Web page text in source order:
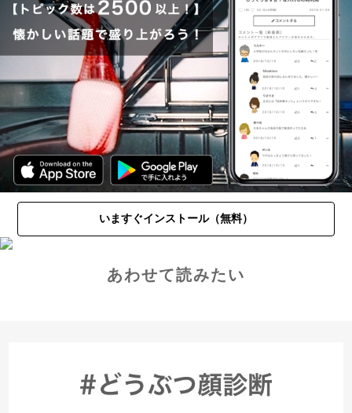
いますぐインストール（無料）
あわせて読みたい